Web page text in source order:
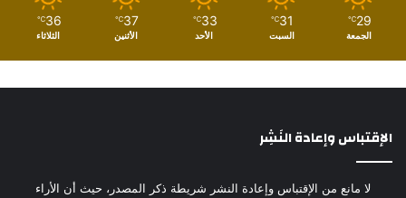
29
℃
الجمعة
31
℃
السبت
33
℃
الأحد
37
℃
الأثنين
36
℃
الثلاثاء
الإقتباس وإعادة النَشِر
لا مانع من الإقتباس وإعادة النشر شريطة ذكر المصدر، حيث أن الأراء